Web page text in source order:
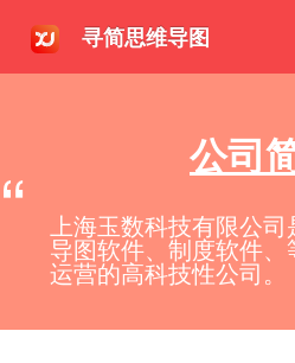
寻简思维导图
价格
立即体验
登录
公司
“ 上海玉数科技有限公
导图软件、制度软件、
运营的高科技性公司。